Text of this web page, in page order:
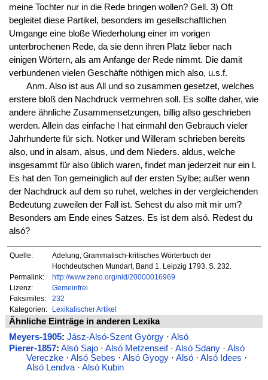
meine Tochter nur in die Rede bringen wollen? Gell. 3) Oft
begleitet diese Partikel, besonders im gesellschaftlichen
Umgange eine bloße Wiederholung einer im vorigen
unterbrochenen Rede, da sie denn ihren Platz lieber nach
einigen Wörtern, als am Anfange der Rede nimmt. Die damit
verbundenen vielen Geschäfte nöthigen mich also, u.s.f.
Anm. Also ist aus All und so zusammen gesetzet, welches
erstere bloß den Nachdruck vermehren soll. Es sollte daher, wie
andere ähnliche Zusammensetzungen, billig allso geschrieben
werden. Allein das einfache l hat einmahl den Gebrauch vieler
Jahrhunderte für sich. Notker und Willeram schrieben bereits
also, und in alsam, alsus, und dem Nieders. aldus, welche
insgesammt für also üblich waren, findet man jederzeit nur ein l.
Es hat den Ton gemeiniglich auf der ersten Sylbe; außer wenn
der Nachdruck auf dem so ruhet, welches in der vergleichenden
Bedeutung zuweilen der Fall ist. Sehest du also mit mir um?
Besonders am Ende eines Satzes. Es ist dem alsó. Redest du
alsó?
Quelle:
Adelung, Grammatisch-kritisches Wörterbuch der
Hochdeutschen Mundart, Band 1. Leipzig 1793, S. 232.
Permalink:
http://www.zeno.org/nid/20000016969
Lizenz:
Gemeinfrei
Faksimiles:
232
Kategorien:
Lexikalischer Artikel
Ähnliche Einträge in anderen Lexika
Meyers-1905: Jász-Alsó-Szent György· Alsó
Pierer-1857: Alsó Sajo· Alsó Metzenseif· Alsó Sdany· Alsó
Vereczke· Alsó Sebes · Alsó Gyogy· Alsó· Alsó Idees ·
Alsó Lendva· Alsó Kubin